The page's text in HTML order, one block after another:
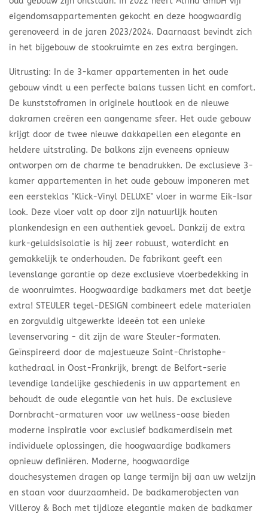
eigendomsappartementen gekocht en deze hoogwaardig
gerenoveerd in de jaren 2023/2024. Daarnaast bevindt zich
in het bijgebouw de stookruimte en zes extra bergingen.
Uitrusting: In de 3-kamer appartementen in het oude
gebouw vindt u een perfecte balans tussen licht en comfort.
De kunststoframen in originele houtlook en de nieuwe
dakramen creëren een aangename sfeer. Het oude gebouw
krijgt door de twee nieuwe dakkapellen een elegante en
heldere uitstraling. De balkons zijn eveneens opnieuw
ontworpen om de charme te benadrukken. De exclusieve 3-
kamer appartementen in het oude gebouw imponeren met
een eersteklas "Klick-Vinyl DELUXE" vloer in warme Eik-Isar
look. Deze vloer valt op door zijn natuurlijk houten
plankendesign en een authentiek gevoel. Dankzij de extra
kurk-geluidsisolatie is hij zeer robuust, waterdicht en
gemakkelijk te onderhouden. De fabrikant geeft een
levenslange garantie op deze exclusieve vloerbedekking in
de woonruimtes. Hoogwaardige badkamers met dat beetje
extra! STEULER tegel-DESIGN combineert edele materialen
en zorgvuldig uitgewerkte ideeën tot een unieke
levenservaring - dit zijn de ware Steuler-formaten.
Geïnspireerd door de majestueuze Saint-Christophe-
kathedraal in Oost-Frankrijk, brengt de Belfort-serie
levendige landelijke geschiedenis in uw appartement en
behoudt de oude elegantie van het huis. De exclusieve
Dornbracht-armaturen voor uw wellness-oase bieden
moderne inspiratie voor exclusief badkamerdisein met
individuele oplossingen, die hoogwaardige badkamers
opnieuw definiëren. Moderne, hoogwaardige
douchesystemen dragen op lange termijn bij aan uw welzijn
en staan voor duurzaamheid. De badkamerobjecten van
Villeroy & Boch met tijdloze elegantie maken de badkamer